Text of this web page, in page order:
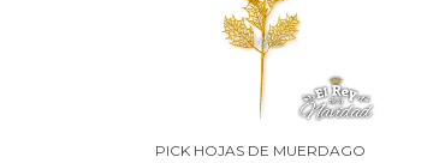
PICK HOJAS DE MUERDAGO